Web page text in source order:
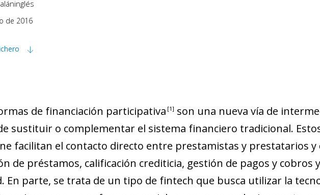
inglés
de 2016
de financiación participativa 1
son una nueva vía de
sustituir o complementar el sistema financiero tradicional.
facilitan el contacto directo entre prestamistas y prestatarios y
de préstamos, calificación crediticia, gestión de pagos y cobros
En parte, se trata de un tipo de fintech que busca utilizar la